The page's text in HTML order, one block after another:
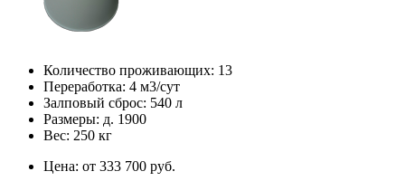
Количество проживающих: 13
Переработка: 4 м3/сут
Залповый сброс: 540 л
Размеры: д. 1900
Вес: 250 кг
Цена: от 333 700 руб.